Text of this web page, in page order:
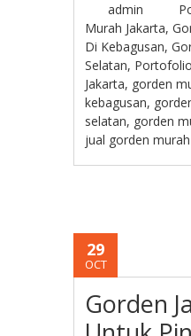
admin
Murah Jakarta,
Di Kebagusan,
Selatan, Portofolio
Jakarta, gorden
kebagusan,
selatan, gorden
jual gorden
29
OCT
Gorden